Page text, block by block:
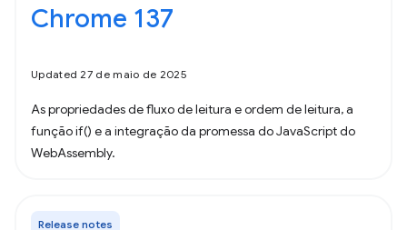
Chrome 137
Updated 27 de maio de 2025
As propriedades de fluxo de leitura e ordem de leitura, a
função if() e a integração da promessa do JavaScript do
WebAssembly.
Release notes